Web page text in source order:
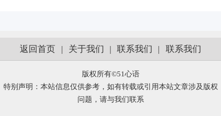
返回首页 | 关于我们 | 联系我们 | 联系我们
版权所有©51心语
特别声明：本站信息仅供参考，如有转载或引用本站文章涉及版权
问题，请与我们联系